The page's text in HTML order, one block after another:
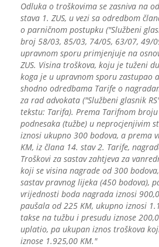
Odluka o troškovima se zasniva na
stava 1. ZUS, u vezi sa odredbom
o parničnom postupku ("Službeni
broj 58/03, 85/03, 74/05, 63/07, 49/
upravnom sporu primjenjuje na
ZUS. Visina troškova, koju je tuženi
koga je u upravnom sporu zastupao
shodno odredbama Tarife o
za rad advokata ("Službeni glasnik
tekstu: Tarifa). Prema Tarifnom
podnesaka (tužbe) u neprocjenjivim
iznosi ukupno 300 bodova, a prema
KM, iz člana 14. stav 2. Tarife,
Troškovi za sastav zahtjeva za
koji se visina nagrade od 300
sastav pravnog lijeka (450 bodova),
vrijednosti boda nagrada iznosi
paušala od 225 KM, ukupno iznosi
takse na tužbu i presudu iznose
uplatio, pa ukupan iznos troškova
iznose 1.925,00 KM."